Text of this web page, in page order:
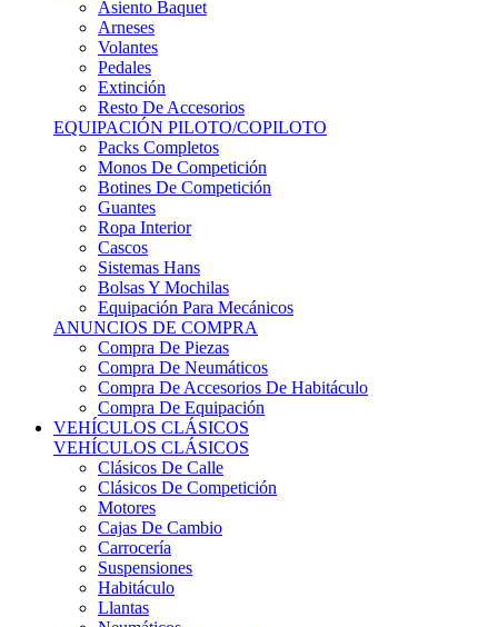
ANUNCIOS DE COMPRA
Compra De Piezas
Compra De Neumáticos
Compra De Accesorios De Habitáculo
Compra De Equipación
VEHÍCULOS CLÁSICOS
VEHÍCULOS CLÁSICOS
Clásicos De Calle
Clásicos De Competición
Motores
Cajas De Cambio
Carrocería
Suspensiones
Habitáculo
Llantas
Neumáticos
ANUNCIOS DE COMPRA
Compra De Competición
Compra De Calle
Compra De Piezas
KARTING
KARTING
Karts Completos Alevín
Karts Completos Cadete
Karts Completos Junior
Karts Completos Senior
Superkart
Karts Completos Hobbye
Remolques
PIEZAS Y EQUIPACIONES
Mecanica